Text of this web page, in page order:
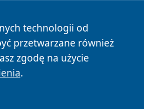
technologii od
przetwarzane również
zgodę na użycie
.